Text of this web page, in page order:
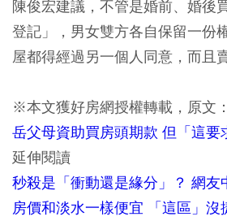
陳俊宏建議，不管是婚前、婚後
登記」，男女雙方各自保留一份
屋都得經過另一個人同意，而且
※本文獲好房網授權轉載，原文：
岳父母資助買房頭期款 但「這要
延伸閱讀
秒殺是「衝動還是緣分」？ 網友
房價和淡水一樣便宜 「這區」沒